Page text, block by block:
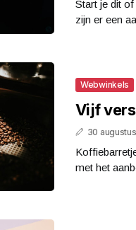
Start je dit
zijn er een
Webwinkels
Vijf
30
met het